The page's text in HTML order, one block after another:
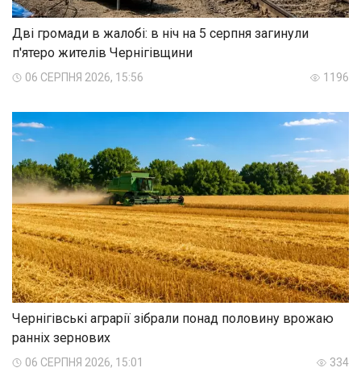
Дві громади в жалобі: в ніч на 5 серпня загинули
п'ятеро жителів Чернігівщини
06 СЕРПНЯ 2026, 15:56 1196
Чернігівські аграрії зібрали понад половину врожаю
ранніх зернових
06 СЕРПНЯ 2026, 15:01 334